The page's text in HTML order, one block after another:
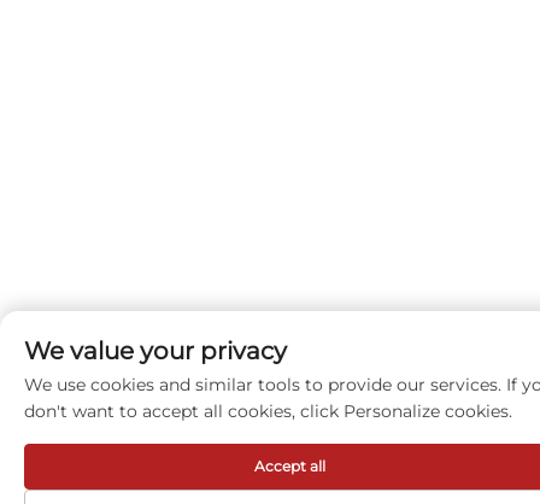
We value your privacy
We use cookies and similar tools to provide our services. If
don't want to accept all cookies, click Personalize cookies.
Accept all